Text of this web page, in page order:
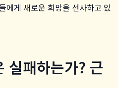
에게 새로운 희망을 선사하고 있
실패하는가? 근